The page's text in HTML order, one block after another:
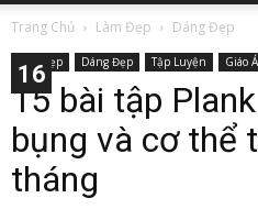
Trang Chủ Làm Đẹp Dáng Đẹp
Làm Đẹp Dáng Đẹp Tập Luyện Giáo
15 bài tập
bụng và cơ thể
tháng
2
3
4
5
6
7
8
9
10
11
12
13
14
15
16